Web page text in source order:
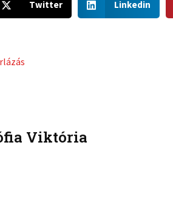
h
o
t
t
Twitter
h
Linkedin
Viktória